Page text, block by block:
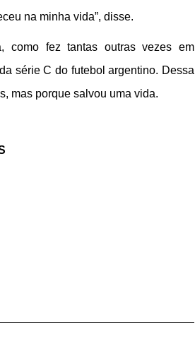
na minha vida”, disse.
como fez tantas outras vezes em
série C do futebol argentino. Dessa
mas porque salvou uma vida.